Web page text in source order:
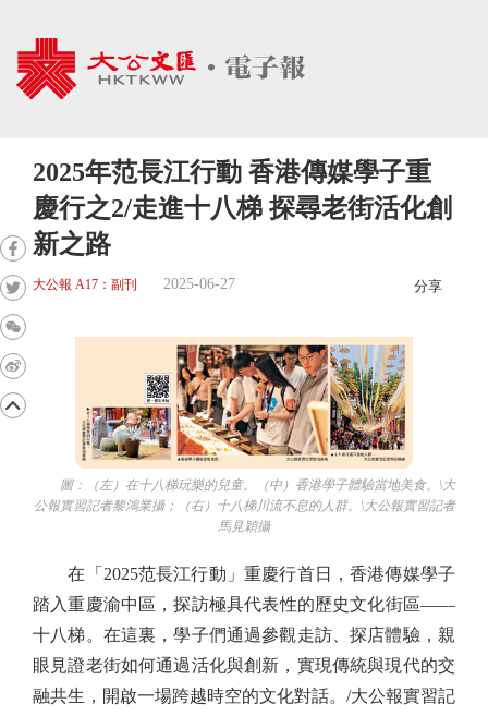
2025年范長江行動 香港傳媒學子重
慶行之2/走進十八梯 探尋老街活化創
新之路
大公報 A17：副刊 2025-06-27 分享
圖：（左）在十八梯玩樂的兒童。（中）香港學子體驗當地美食。\大
公報實習記者黎鴻業攝；（右）十八梯川流不息的人群。\大公報實習記者
馬見穎攝
在「2025范長江行動」重慶行首日，香港傳媒學子
踏入重慶渝中區，探訪極具代表性的歷史文化街區——
十八梯。在這裏，學子們通過參觀走訪、探店體驗，親
眼見證老街如何通過活化與創新，實現傳統與現代的交
融共生，開啟一場跨越時空的文化對話。/大公報實習記